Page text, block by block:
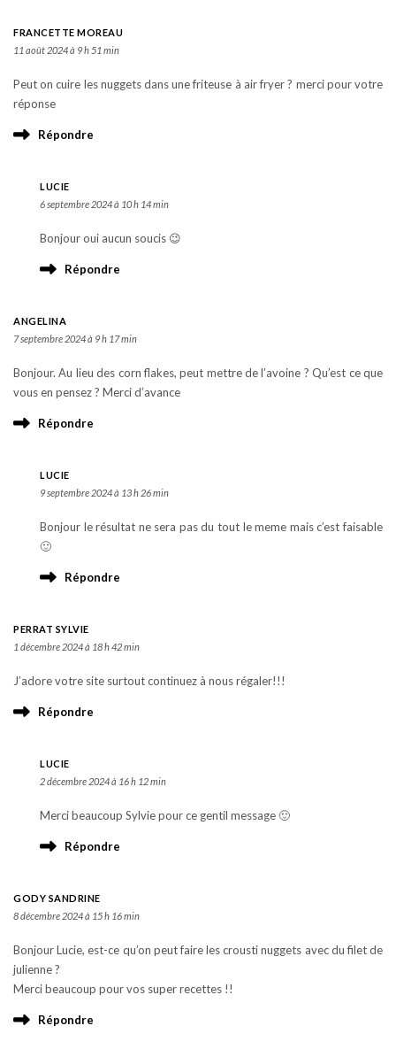
FRANCETTE MOREAU
11 août 2024 à 9 h 51 min
Peut on cuire les nuggets dans une friteuse à air fryer ? merci pour votre
réponse
Répondre
LUCIE
6 septembre 2024 à 10 h 14 min
Bonjour oui aucun soucis 😉
Répondre
ANGELINA
7 septembre 2024 à 9 h 17 min
Bonjour. Au lieu des corn flakes, peut mettre de l’avoine ? Qu’est ce que
vous en pensez ? Merci d’avance
Répondre
LUCIE
9 septembre 2024 à 13 h 26 min
Bonjour le résultat ne sera pas du tout le meme mais c’est faisable
🙂
Répondre
PERRAT SYLVIE
1 décembre 2024 à 18 h 42 min
J’adore votre site surtout continuez à nous régaler!!!
Répondre
LUCIE
2 décembre 2024 à 16 h 12 min
Merci beaucoup Sylvie pour ce gentil message 🙂
Répondre
GODY SANDRINE
8 décembre 2024 à 15 h 16 min
Bonjour Lucie, est-ce qu’on peut faire les crousti nuggets avec du filet de
julienne ?
Merci beaucoup pour vos super recettes !!
Répondre